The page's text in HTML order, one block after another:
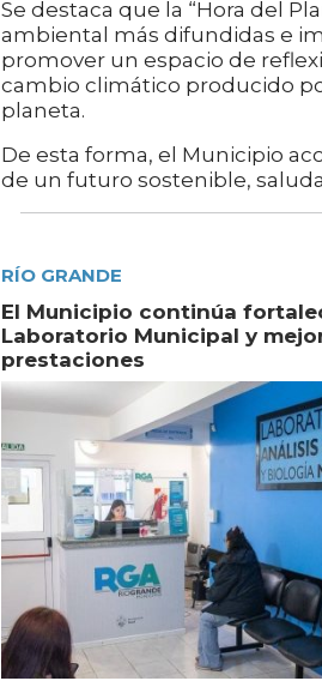
Se destaca que la “Hora del
ambiental más difundidas e
promover un espacio de
cambio climático producido
planeta.
De esta forma, el Municipio
de un futuro sostenible,
RÍO GRANDE
El Municipio continúa
Laboratorio Municipal y
prestaciones